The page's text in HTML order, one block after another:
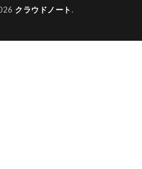
クラウドノート.